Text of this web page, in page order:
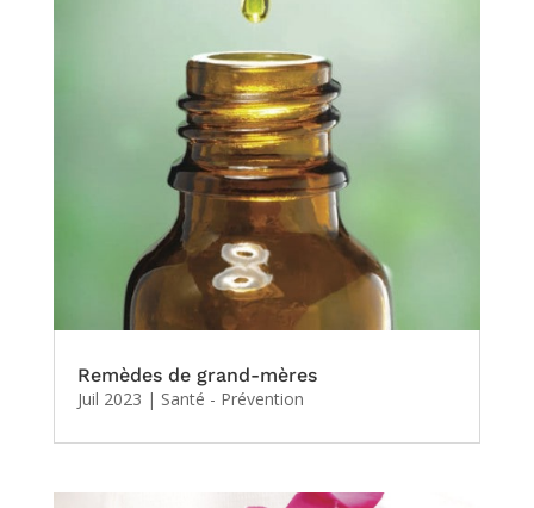
Remèdes de grand-mères
Juil 2023 | Santé - Prévention